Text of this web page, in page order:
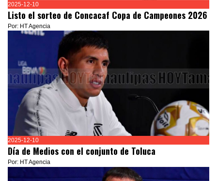
2025-12-10
Listo el sorteo de Concacaf Copa de Campeones 2026
Por: HT Agencia
2025-12-10
Día de Medios con el conjunto de Toluca
Por: HT Agencia